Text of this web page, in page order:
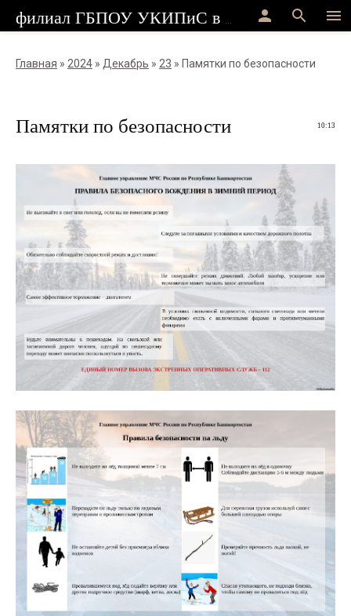
menu
search
person
Главная » 2024 » Декабрь » 23 » Памятки по безопасности
10:13
Памятки по безопасности